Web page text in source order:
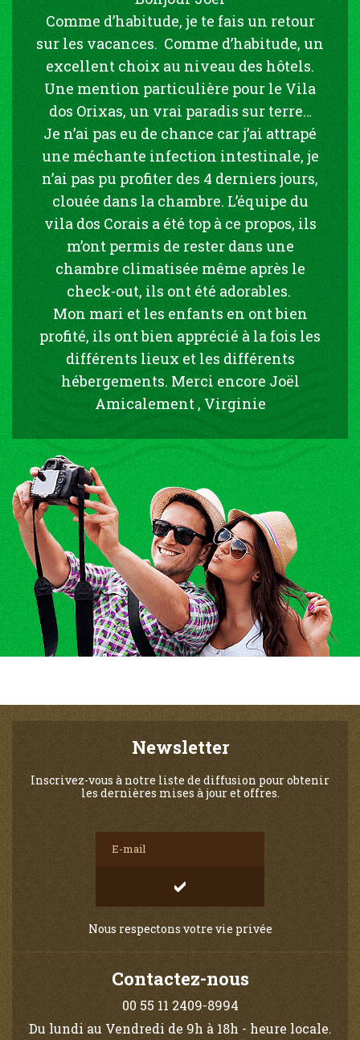
Comme d’habitude, je te fais un retour
sur les vacances. Comme d’habitude, un
excellent choix au niveau des hôtels.
Une mention particulière pour le Vila
dos Orixas, un vrai paradis sur terre…
Je n’ai pas eu de chance car j’ai attrapé
une méchante infection intestinale, je
n’ai pas pu profiter des 4 derniers jours,
clouée dans la chambre. L’équipe du
vila dos Corais a été top à ce propos, ils
m’ont permis de rester dans une
chambre climatisée même après le
check-out, ils ont été adorables.
Mon mari et les enfants en ont bien
profité, ils ont bien apprécié à la fois les
différents lieux et les différents
hébergements. Merci encore Joël
Amicalement , Virginie
Newsletter
Inscrivez-vous à notre liste de diffusion pour obtenir
les dernières mises à jour et offres.
Nous respectons votre vie privée
Contactez-nous
00 55 11 2409-8994
Du lundi au Vendredi de 9h à 18h - heure locale.